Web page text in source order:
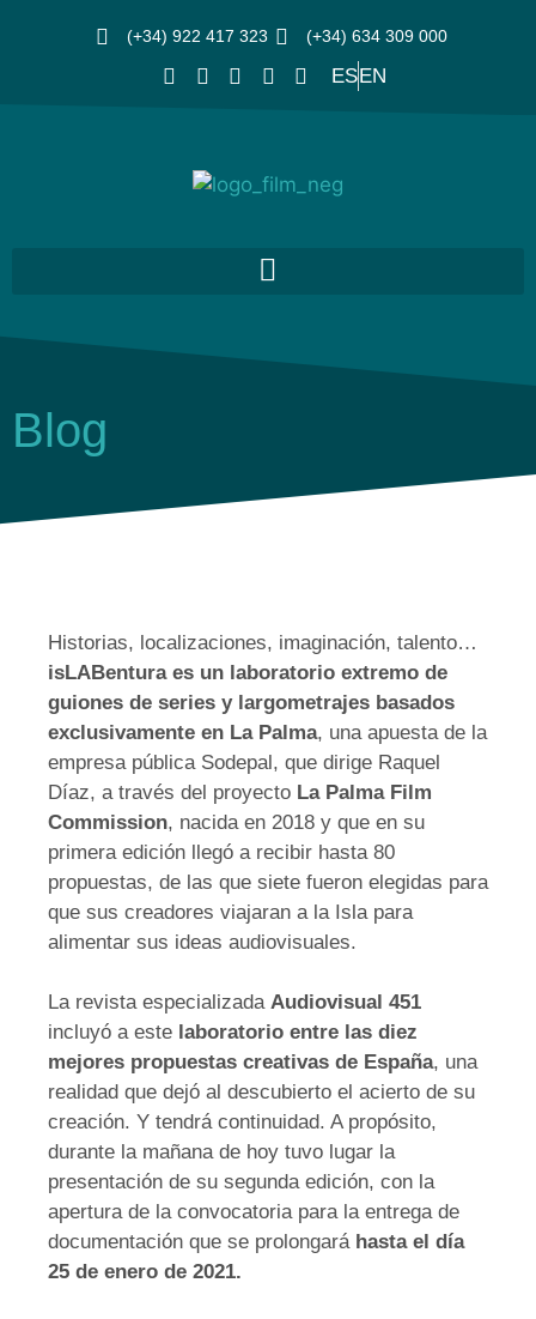
(+34) 922 417 323 (+34) 634 309 000
ESEN
Blog
Historias, localizaciones, imaginación, talento…
isLABentura es un laboratorio extremo de
guiones de series y largometrajes basados
exclusivamente en La Palma, una apuesta de la
empresa pública Sodepal, que dirige Raquel
Díaz, a través del proyecto La Palma Film
Commission, nacida en 2018 y que en su
primera edición llegó a recibir hasta 80
propuestas, de las que siete fueron elegidas para
que sus creadores viajaran a la Isla para
alimentar sus ideas audiovisuales.
La revista especializada Audiovisual 451
incluyó a este laboratorio entre las diez
mejores propuestas creativas de España, una
realidad que dejó al descubierto el acierto de su
creación. Y tendrá continuidad. A propósito,
durante la mañana de hoy tuvo lugar la
presentación de su segunda edición, con la
apertura de la convocatoria para la entrega de
documentación que se prolongará hasta el día
25 de enero de 2021.